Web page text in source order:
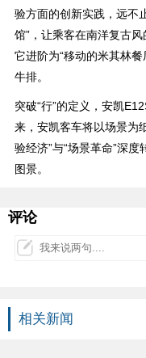
验方面的创新实践，远不
馆”，让乘客在南洋复古
它进阶为“移动的米其林
牛排。
突破“行”的定义，安凯
来，安凯客车将以场景为
验经济”与“场景革命”深
图景。
评论
相关新闻